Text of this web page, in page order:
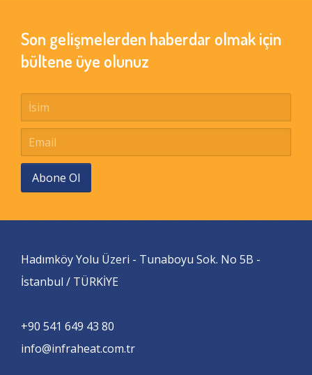
Son gelişmelerden haberdar olmak için
bültene üye olunuz
Abone Ol
Hadımköy Yolu Üzeri - Tunaboyu Sok. No 5B -
İstanbul / TÜRKİYE
+90 541 649 43 80
info@infraheat.com.tr